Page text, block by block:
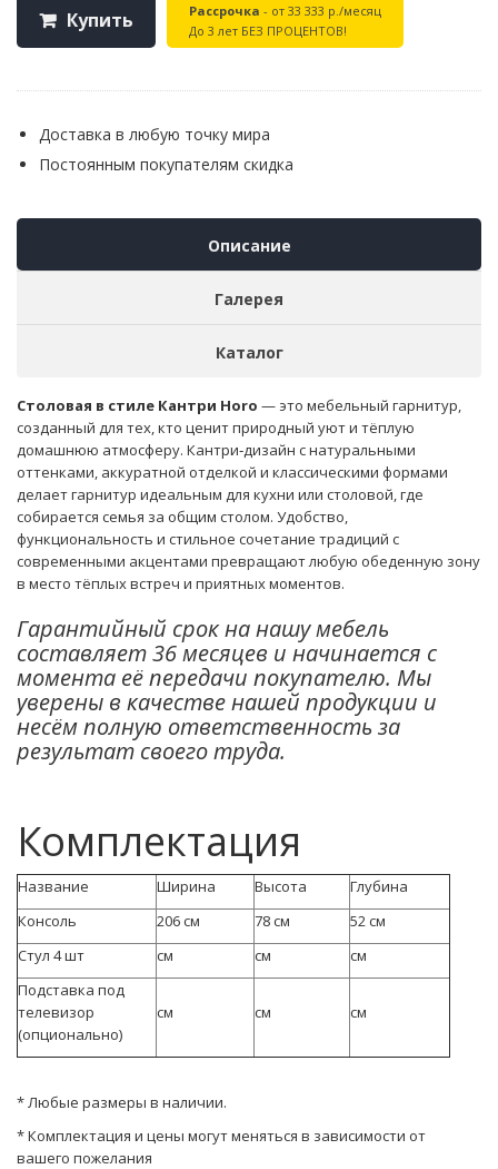
Купить Рассрочка - от 33 333 р./месяц
До 3 лет БЕЗ ПРОЦЕНТОВ!
Доставка в любую точку мира
Постоянным покупателям скидка
Описание
Галерея
Каталог
Столовая в стиле Кантри Horo — это мебельный гарнитур,
созданный для тех, кто ценит природный уют и тёплую
домашнюю атмосферу. Кантри‑дизайн с натуральными
оттенками, аккуратной отделкой и классическими формами
делает гарнитур идеальным для кухни или столовой, где
собирается семья за общим столом. Удобство,
функциональность и стильное сочетание традиций с
современными акцентами превращают любую обеденную зону
в место тёплых встреч и приятных моментов.
Гарантийный срок на нашу мебель
составляет 36 месяцев и начинается с
момента её передачи покупателю. Мы
уверены в качестве нашей продукции и
несём полную ответственность за
результат своего труда.
Комплектация
Название Ширина Высота
Глубина
Консоль
206 см 78 см
52 см
Стул 4 шт
см см
см
Подставка под
телевизор
(опционально)
см см см
* Любые размеры в наличии.
* Комплектация и цены могут меняться в зависимости от
вашего пожелания